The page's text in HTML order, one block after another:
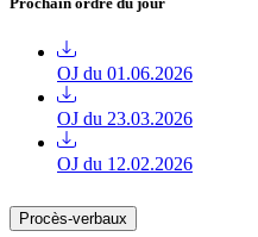
OJ du 01.06.2026
OJ du 23.03.2026
OJ du 12.02.2026
Procès-verbaux